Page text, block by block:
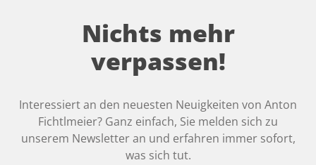
Nichts mehr
verpassen!
Interessiert an den neuesten Neuigkeiten von Anton
Fichtlmeier? Ganz einfach, Sie melden sich zu
unserem Newsletter an und erfahren immer sofort,
was sich tut.